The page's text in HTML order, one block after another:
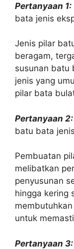
Pertanyaan 1:
bata jenis
Jenis pilar
beragam,
susunan batu
jenis yang
pilar bata
Pertanyaan 2:
batu bata
Pembuatan
melibatkan
penyusunan
hingga kering
untuk
Pertanyaan 3: